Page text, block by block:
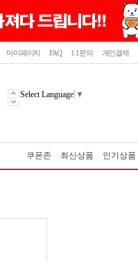
마이페이지 FAQ 1:1문의 개인결제
Select Language ▼
쿠폰존 최신상품 인기상품